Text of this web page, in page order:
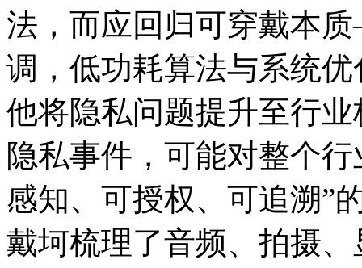
法，而应回归可穿戴本
调，低功耗算法与系统
他将隐私问题提升至行
隐私事件，可能对整个
感知、可授权、可追溯”
戴坷梳理了音频、拍摄